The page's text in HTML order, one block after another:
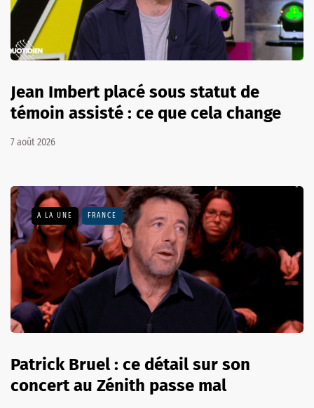
Jean Imbert placé sous statut de
témoin assisté : ce que cela change
7 août 2026
A LA UNE FRANCE
Patrick Bruel : ce détail sur son
concert au Zénith passe mal